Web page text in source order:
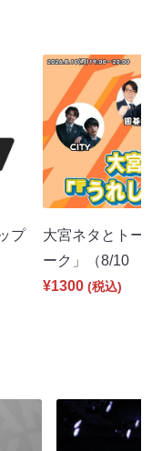
プ
大宮ネタとトー
ーク」（8/10
¥1300 (税込)